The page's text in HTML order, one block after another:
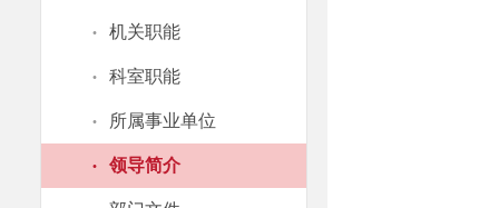
· 机关职能
· 科室职能
· 所属事业单位
· 领导简介